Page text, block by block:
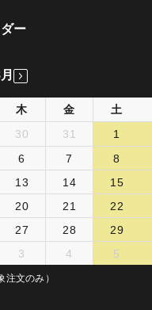
ー
木 金
土
30 31
1
6 7
8
13 14
15
20 21
22
27 28
29
3 4 5
文のみ）